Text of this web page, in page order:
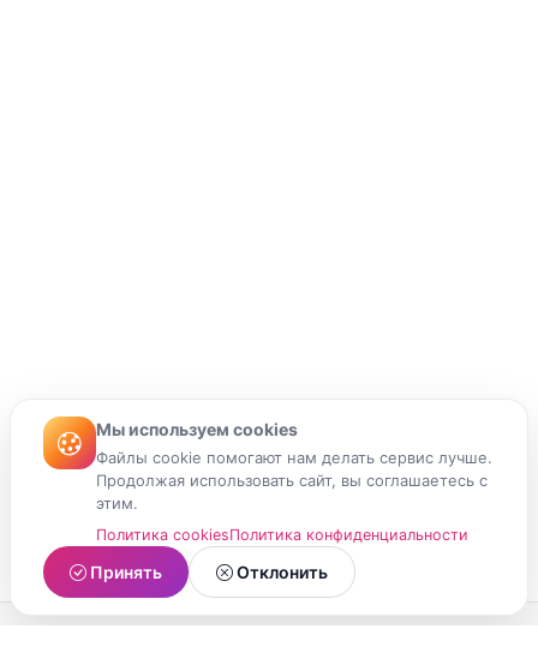
Мы используем cookies
Файлы cookie помогают нам делать сервис лучше.
Продолжая использовать сайт, вы соглашаетесь с
этим.
Политика cookiesПолитика конфиденциальности
Принять Отклонить